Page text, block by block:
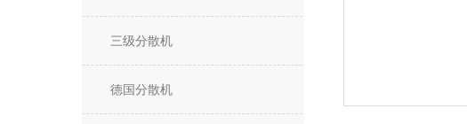
三级分散机
德国分散机